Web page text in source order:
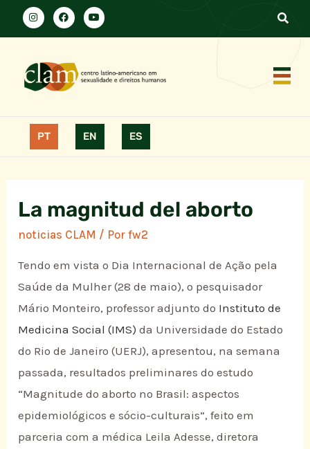
PT EN ES
La magnitud del aborto
noticias CLAM / Porfw2
Tendo em vista o Dia Internacional de Ação pela
Saúde da Mulher (28 de maio), o pesquisador
Mário Monteiro, professor adjunto do Instituto de
Medicina Social (IMS) da Universidade do Estado
do Rio de Janeiro (UERJ), apresentou, na semana
passada, resultados preliminares do estudo
“Magnitude do aborto no Brasil: aspectos
epidemiológicos e sócio-culturais”, feito em
parceria com a médica Leila Adesse, diretora